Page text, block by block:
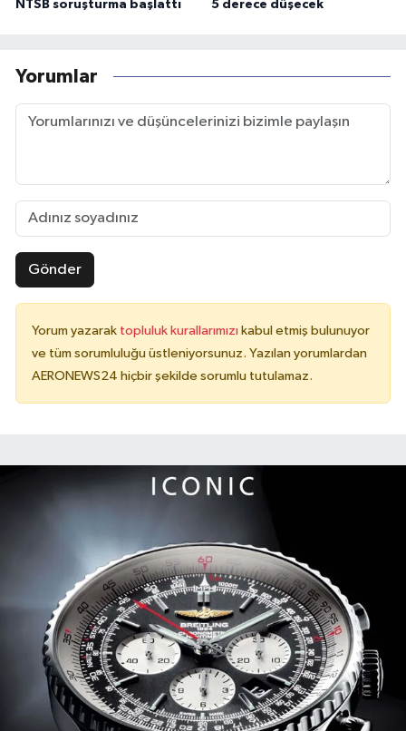
NTSB soruşturma başlattı 5 derece düşecek
Yorumlar
Gönder
Yorum yazarak topluluk kurallarımızı kabul etmiş bulunuyor
ve tüm sorumluluğu üstleniyorsunuz. Yazılan yorumlardan
AERONEWS24 hiçbir şekilde sorumlu tutulamaz.